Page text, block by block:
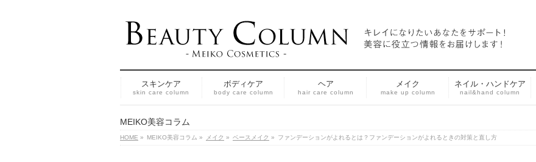
スキンケア
skin care column
ボディケア
body care column
ヘア
hair care column
メイク
make up column
ネイル・ハンドケア
nail&hand column
MEIKO美容コラム
HOME » MEIKO美容コラム » メイク » ベースメイク » ファンデーションがよれるとは？ファンデーションがよれるときの対策と直し方